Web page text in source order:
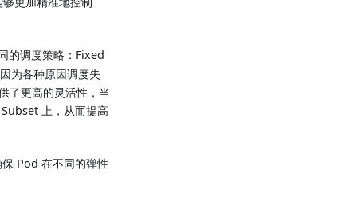
的调度策略：Fixed
为各种原因调度失
了更高的灵活性，当
上，从而提高
Pod 在不同的弹性